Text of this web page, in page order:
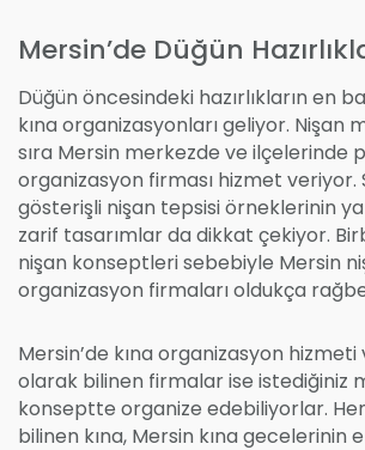
Mersin’de Düğün
Düğün öncesindeki hazırlıkların en
kına organizasyonları geliyor. Nişan
sıra Mersin merkezde ve ilçelerinde
organizasyon firması hizmet veriyor.
gösterişli nişan tepsisi örneklerinin
zarif tasarımlar da dikkat çekiyor.
nişan konseptleri sebebiyle Mersin
organizasyon firmaları oldukça
Mersin’de kına organizasyon hizmeti
olarak bilinen firmalar ise istediğiniz
konseptte organize edebiliyorlar.
bilinen kına, Mersin kına gecelerinin